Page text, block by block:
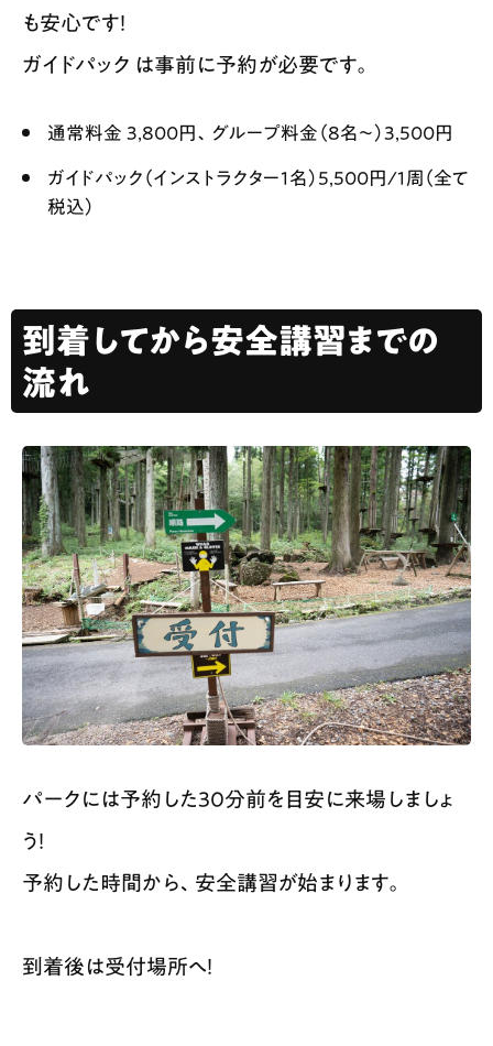
も安心です！
ガイドパックは事前に予約が必要です。
通常料金 3,800円、グループ料金（8名〜）3,500円
ガイドパック（インストラクター1名）5,500円/1周（全て
税込）
到着してから安全講習までの
流れ
パークには予約した30分前を目安に来場しましょ
う！
予約した時間から、安全講習が始まります。
到着後は受付場所へ！